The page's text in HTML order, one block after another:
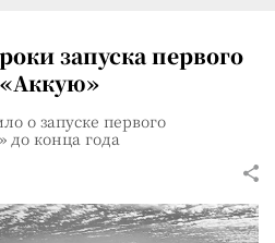
запуска первого
о запуске первого
до конца года